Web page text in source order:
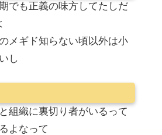
でも正義の味方してたしだ
メギド知らない頃以外は小
し
組織に裏切り者がいるって
よなって